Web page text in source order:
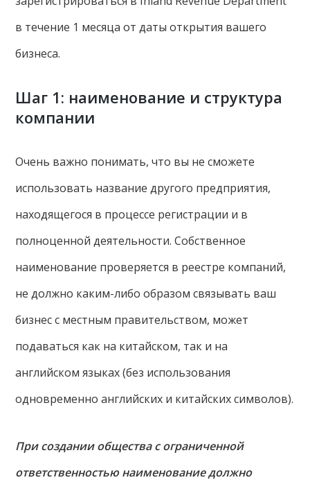
в течение 1 месяца от даты открытия вашего
бизнеса.
Шаг 1: наименование и структура
компании
Очень важно понимать, что вы не сможете
использовать название другого предприятия,
находящегося в процессе регистрации и в
полноценной деятельности. Собственное
наименование проверяется в реестре компаний,
не должно каким-либо образом связывать ваш
бизнес с местным правительством, может
подаваться как на китайском, так и на
английском языках (без использования
одновременно английских и китайских символов).
При создании общества с ограниченной
ответственностью наименование должно